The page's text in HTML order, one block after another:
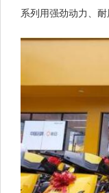
系列用强劲动力、